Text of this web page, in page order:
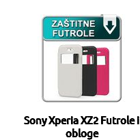
Sony Xperia XZ2 Futrole i
obloge